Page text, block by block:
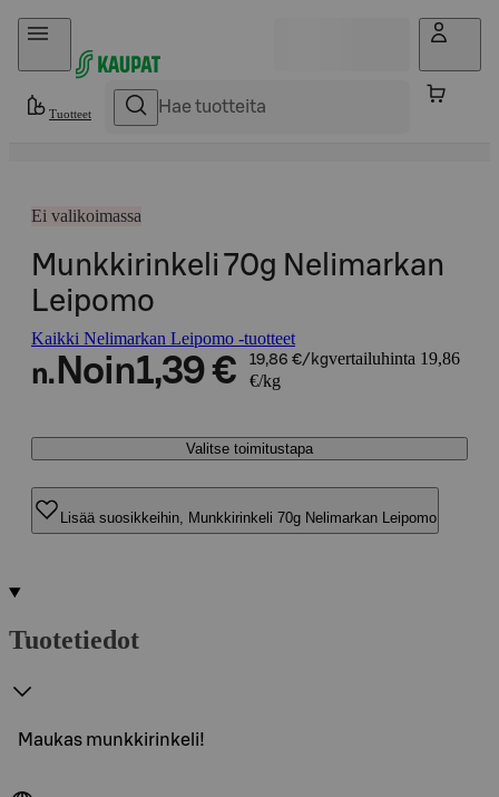
Hyppää sisältöön
Tuotteet
Ei valikoimassa
Munkkirinkeli 70g Nelimarkan
Leipomo
Kaikki Nelimarkan Leipomo -tuotteet
n. Noin1,39 € 19,86 €/kgvertailuhinta 19,86
€/kg
Valitse toimitustapa
Lisää suosikkeihin, Munkkirinkeli 70g Nelimarkan Leipomo
Tuotetiedot
Maukas munkkirinkeli!